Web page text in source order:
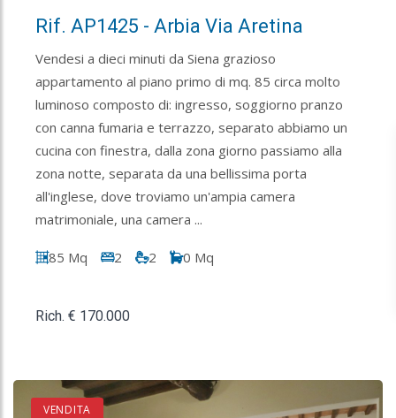
Rif. AP1425 - Arbia Via Aretina
Vendesi a dieci minuti da Siena grazioso
appartamento al piano primo di mq. 85 circa molto
luminoso composto di: ingresso, soggiorno pranzo
con canna fumaria e terrazzo, separato abbiamo un
cucina con finestra, dalla zona giorno passiamo alla
zona notte, separata da una bellissima porta
all'inglese, dove troviamo un'ampia camera
matrimoniale, una camera ...
85 Mq 2 2 0 Mq
Rich. € 170.000
VENDITA